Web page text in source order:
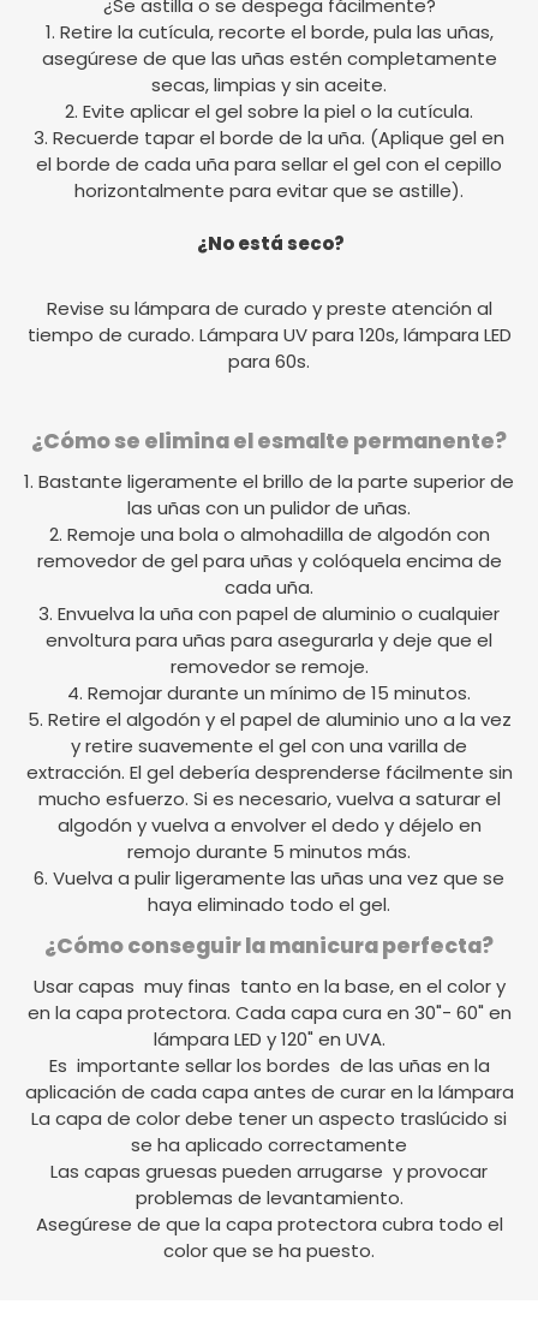
¿Se astilla o se despega fácilmente?
1. Retire la cutícula, recorte el borde, pula las uñas,
asegúrese de que las uñas estén completamente
secas, limpias y sin aceite.
2. Evite aplicar el gel sobre la piel o la cutícula.
3. Recuerde tapar el borde de la uña. (Aplique gel en
el borde de cada uña para sellar el gel con el cepillo
horizontalmente para evitar que se astille).
¿No está seco?
Revise su lámpara de curado y preste atención al
tiempo de curado. Lámpara UV para 120s, lámpara LED
para 60s.
¿Cómo se elimina el esmalte permanente?
1. Bastante ligeramente el brillo de la parte superior de
las uñas con un pulidor de uñas.
2. Remoje una bola o almohadilla de algodón con
removedor de gel para uñas y colóquela encima de
cada uña.
3. Envuelva la uña con papel de aluminio o cualquier
envoltura para uñas para asegurarla y deje que el
removedor se remoje.
4. Remojar durante un mínimo de 15 minutos.
5. Retire el algodón y el papel de aluminio uno a la vez
y retire suavemente el gel con una varilla de
extracción. El gel debería desprenderse fácilmente sin
mucho esfuerzo. Si es necesario, vuelva a saturar el
algodón y vuelva a envolver el dedo y déjelo en
remojo durante 5 minutos más.
6. Vuelva a pulir ligeramente las uñas una vez que se
haya eliminado todo el gel.
¿Cómo conseguir la manicura perfecta?
Usar capas muy finas tanto en la base, en el color y
en la capa protectora. Cada capa cura en 30"- 60" en
lámpara LED y 120" en UVA.
Es importante sellar los bordes de las uñas en la
aplicación de cada capa antes de curar en la lámpara
La capa de color debe tener un aspecto traslúcido si
se ha aplicado correctamente
Las capas gruesas pueden arrugarse y provocar
problemas de levantamiento.
Asegúrese de que la capa protectora cubra todo el
color que se ha puesto.